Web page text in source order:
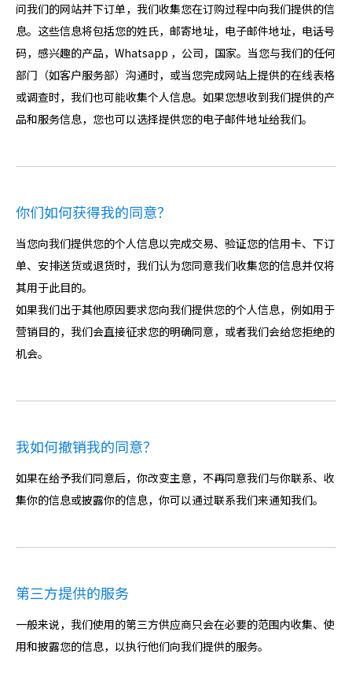
问我们的网站并下订单，我们收集您在订购过程中向我们提供的信
息。这些信息将包括您的姓氏，邮寄地址，电子邮件地址，电话号
码，感兴趣的产品，Whatsapp ，公司，国家。当您与我们的任何
部门（如客户服务部）沟通时，或当您完成网站上提供的在线表格
或调查时，我们也可能收集个人信息。如果您想收到我们提供的产
品和服务信息，您也可以选择提供您的电子邮件地址给我们。
你们如何获得我的同意？
当您向我们提供您的个人信息以完成交易、验证您的信用卡、下订
单、安排送货或退货时，我们认为您同意我们收集您的信息并仅将
其用于此目的。
如果我们出于其他原因要求您向我们提供您的个人信息，例如用于
营销目的，我们会直接征求您的明确同意，或者我们会给您拒绝的
机会。
我如何撤销我的同意？
如果在给予我们同意后，你改变主意，不再同意我们与你联系、收
集你的信息或披露你的信息，你可以通过联系我们来通知我们。
第三方提供的服务
一般来说，我们使用的第三方供应商只会在必要的范围内收集、使
用和披露您的信息，以执行他们向我们提供的服务。